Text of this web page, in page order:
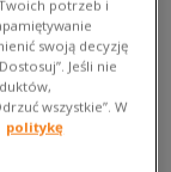
„misę”.
by pomieścić
producenta
jest
na wyłączność z
potrzeb i
swoją decyzję
Jeśli nie
wszystkie”. W
politykę